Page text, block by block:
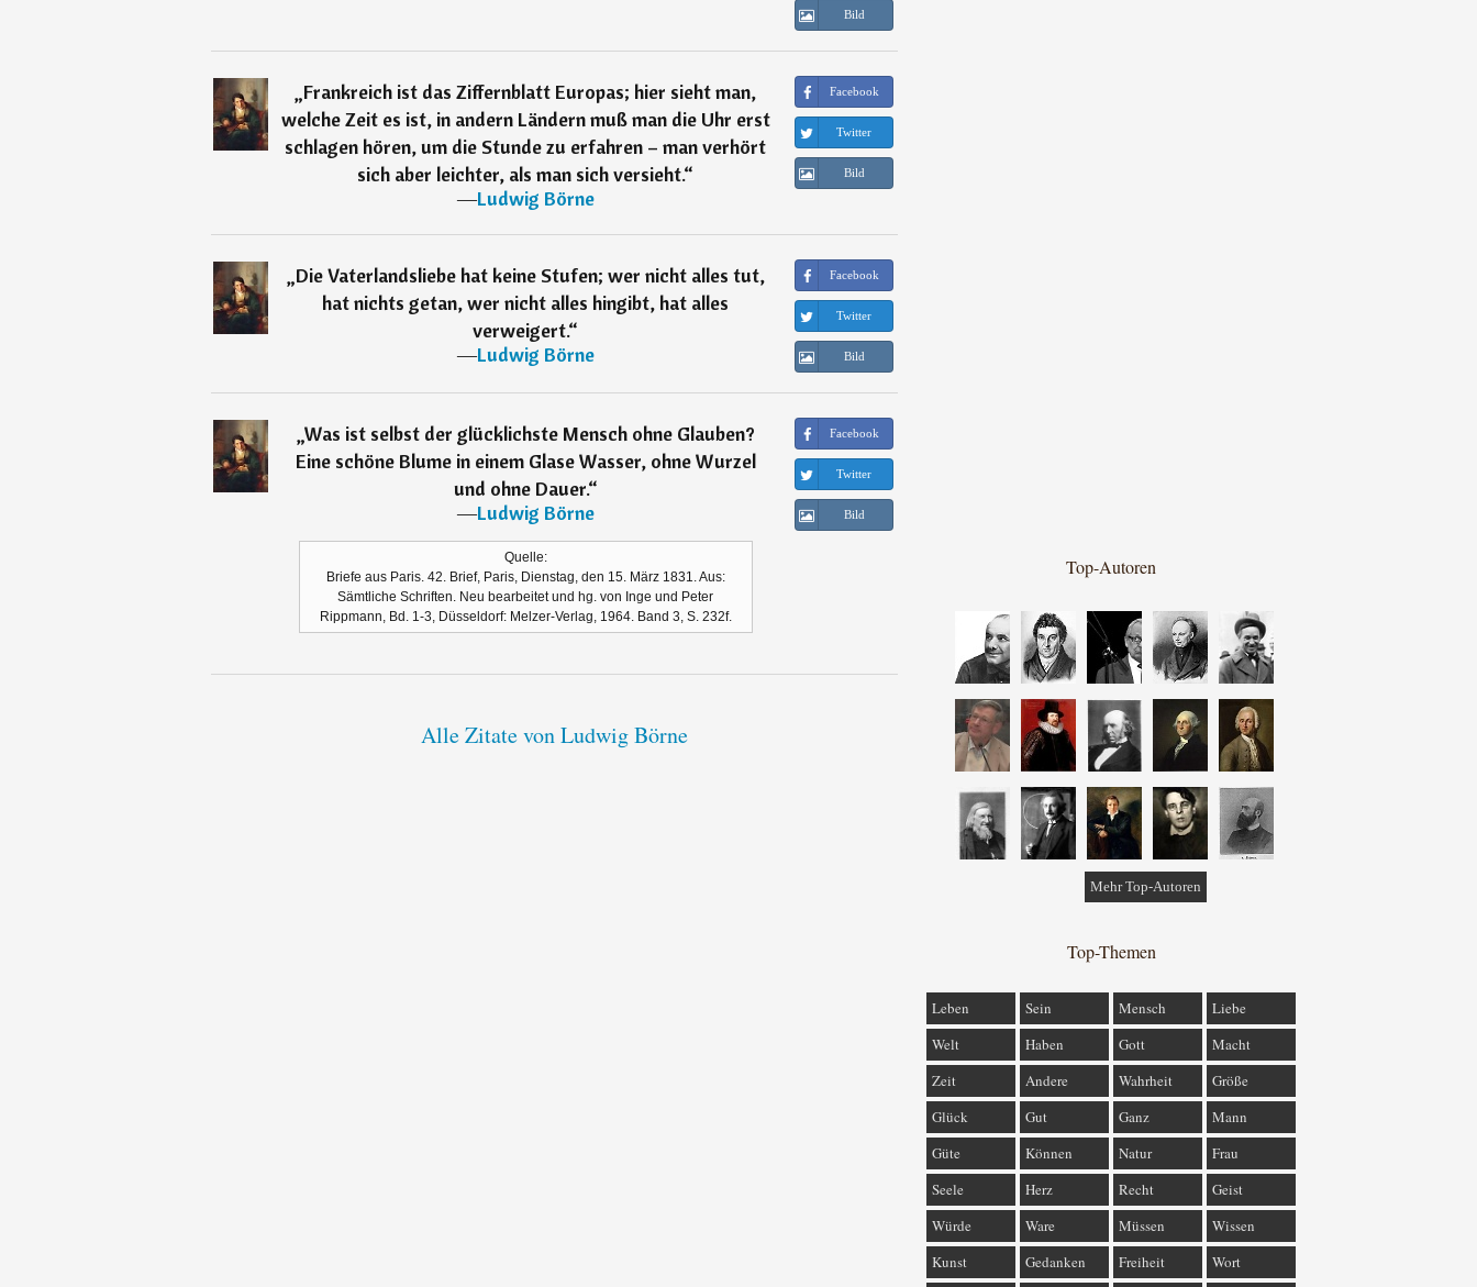
Bild
„Frankreich ist das Ziffernblatt Europas; hier sieht man,
welche Zeit es ist, in andern Ländern muß man die Uhr erst
schlagen hören, um die Stunde zu erfahren – man verhört
sich aber leichter, als man sich versieht.“
―Ludwig Börne
Facebook
Twitter
Bild
„Die Vaterlandsliebe hat keine Stufen; wer nicht alles tut,
hat nichts getan, wer nicht alles hingibt, hat alles
verweigert.“
―Ludwig Börne
Facebook
Twitter
Bild
„Was ist selbst der glücklichste Mensch ohne Glauben?
Eine schöne Blume in einem Glase Wasser, ohne Wurzel
und ohne Dauer.“
―Ludwig Börne
Quelle:
Briefe aus Paris. 42. Brief, Paris, Dienstag, den 15. März 1831. Aus:
Sämtliche Schriften. Neu bearbeitet und hg. von Inge und Peter
Rippmann, Bd. 1-3, Düsseldorf: Melzer-Verlag, 1964. Band 3, S. 232f.
Facebook
Twitter
Bild
Alle Zitate von Ludwig Börne
Top-Autoren
Mehr Top-Autoren
Top-Themen
Leben Sein Mensch
Liebe
Welt
Haben Gott
Macht
Zeit
Andere Wahrheit
Größe
Glück
Gut Ganz
Mann
Güte
Können Natur
Frau
Seele
Herz Recht
Geist
Würde
Ware Müssen
Wissen
Kunst
Gedanken Freiheit Wort